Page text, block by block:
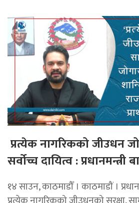
प्रत्येक नागरिकको जीउधन
सर्वोच्च दायित्व : प्रधानमन्त्री
१४ साउन, काठमाडौँ । काठमाडौं ।